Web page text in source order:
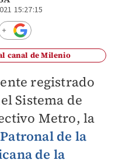
15:27:15
canal de Milenio
registrado
Sistema de
Metro, la
de la
de la